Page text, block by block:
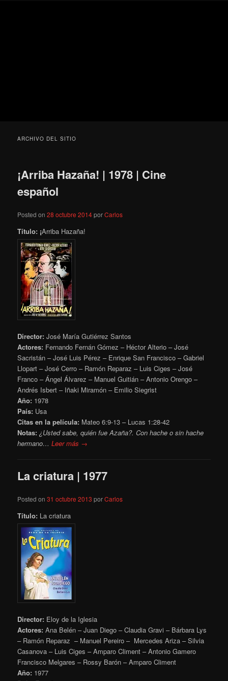
ARCHIVO DEL SITIO
¡Arriba Hazaña! | 1978 | Cine
español
Posted on28 octubre 2014porCarlos
Título: ¡Arriba Hazaña!
Director: José María Gutiérrez Santos
Actores: Fernando Fernán Gómez – Héctor Alterio – José
Sacristán – José Luis Pérez – Enrique San Francisco – Gabriel
Llopart – José Cerro – Ramón Reparaz – Luis Ciges – José
Franco – Ángel Álvarez – Manuel Guitián – Antonio Orengo –
Andrés Isbert – Iñaki Miramón – Emilio Siegrist
Año: 1978
País: Usa
Citas en la película: Mateo 6:9-13 – Lucas 1:28-42
Notas: ¿Usted sabe, quién fue Azaña?. Con hache o sin hache
hermano…Leer más →
La criatura | 1977
Posted on31 octubre 2013 porCarlos
Título: La criatura
Director: Eloy de la Iglesia
Actores: Ana Belén – Juan Diego – Claudia Gravi – Bárbara Lys
– Ramón Reparaz – Manuel Pereiro – Mercedes Ariza – Silvia
Casanova – Luis Ciges – Amparo Climent – Antonio Gamero
Francisco Melgares – Rossy Barón – Amparo Climent
Año: 1977